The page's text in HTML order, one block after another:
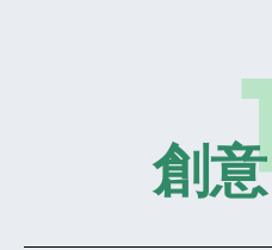
創意